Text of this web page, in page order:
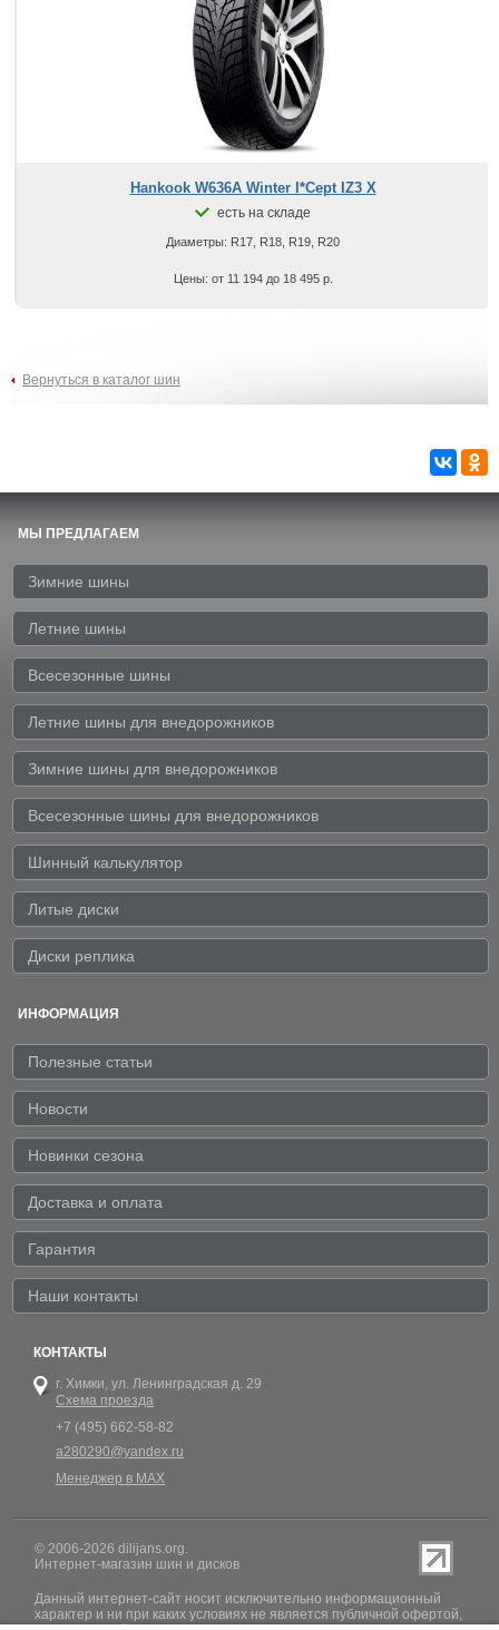
Hankook W636A Winter I*Cept IZ3 X
есть на складе
Диаметры: R17, R18, R19, R20
Цены: от 11 194 до 18 495 р.
Вернуться в каталог шин
МЫ ПРЕДЛАГАЕМ
Зимние шины
Летние шины
Всесезонные шины
Летние шины для внедорожников
Зимние шины для внедорожников
Всесезонные шины для внедорожников
Шинный калькулятор
Литые диски
Диски реплика
ИНФОРМАЦИЯ
Полезные статьи
Новости
Новинки сезона
Доставка и оплата
Гарантия
Наши контакты
КОНТАКТЫ
г. Химки, ул. Ленинградская д. 29
Схема проезда
+7 (495) 662-58-82
a280290@yandex.ru
Менеджер в MAX
© 2006-2026 dilijans.org.
Интернет-магазин шин и дисков
Данный интернет-сайт носит исключительно информационный
характер и ни при каких условиях не является публичной офертой,